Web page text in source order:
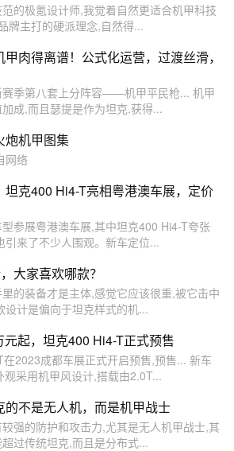
的极氪设计师,我觉着自然更适合机甲科技
牌主打的硬派理念,自然得...
肉得离谱！公式化运营，过渡丝滑，
赛季第八套上分阵容——机甲平民枪... 机甲
成,而且瑟提是作为坦克,获得...
炮机甲图集
网络
克400 Hi4-T亮相粤港澳车展，定价
参展粤港澳车展,其中坦克400 Hi4-T夸张
引来了不少人围观。新车定位...
大家喜欢哪款？
的装备才是主体,感觉它应该很重,被它击中
设计是偏向于坦克样式的机...
起，坦克400 Hi4-T正式预售
2023成都车展正式开启预售,预售... 新车
观采用机甲风设计,搭载由2.0T...
不是无人机，而是机甲战士
强的防护和攻击力,尤其是无人机甲战士,其
过传统坦克,而且是分布式...